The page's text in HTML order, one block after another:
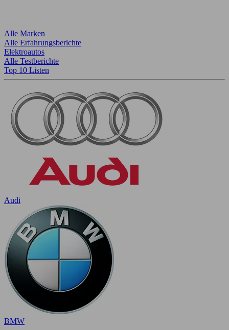
Alle Marken
Alle Erfahrungsberichte
Elektroautos
Alle Testberichte
Top 10 Listen
Audi
BMW